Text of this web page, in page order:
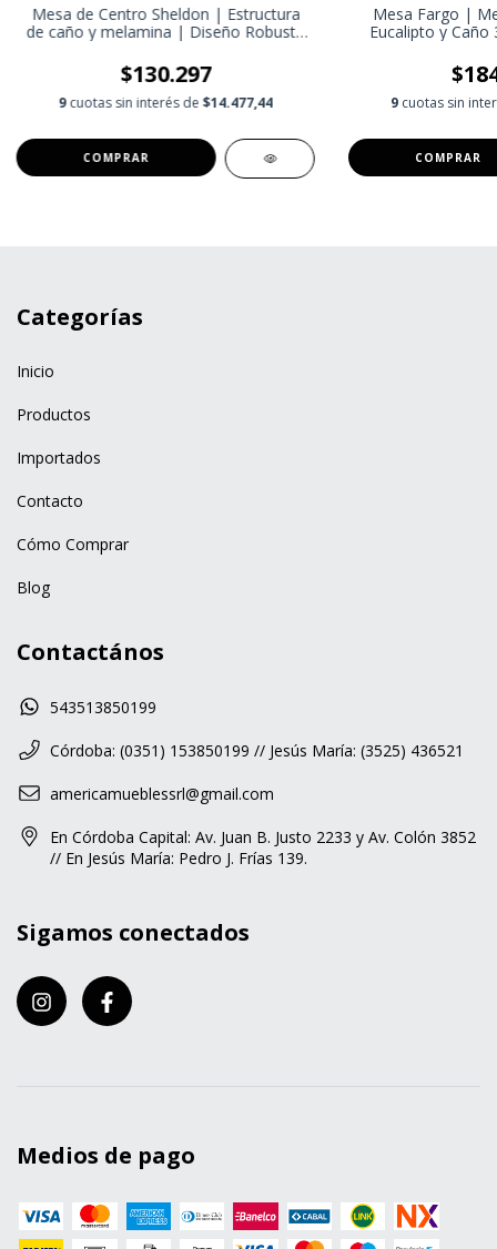
Mesa de Centro Sheldon | Estructura
de caño y melamina | Diseño Robusto
$130.297
9cuotas sin interés de$14.477,44
COMPRAR
Mesa Fargo |
Eucalipto y
9 cuotas sin
Categorías
Inicio
Productos
Importados
Contacto
Cómo Comprar
Blog
Contactános
543513850199
Córdoba: (0351) 153850199 // Jesús María: (3525) 436521
americamueblessrl@gmail.com
En Córdoba Capital: Av. Juan B. Justo 2233 y Av. Colón 3852
// En Jesús María: Pedro J. Frías 139.
Sigamos conectados
Medios de pago